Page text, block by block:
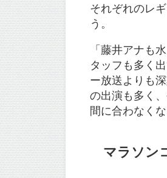
それぞれのレ
う。
「藤井アナも
タッフも多く
ー放送よりも
の出演も多く
間に合わなく
マラソン